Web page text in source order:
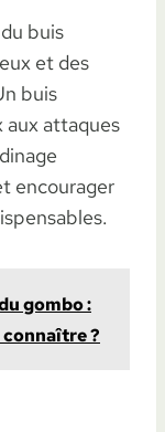
buis
et des
buis
aux attaques
encourager
gombo :
?